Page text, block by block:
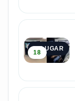
2º LUGAR
18